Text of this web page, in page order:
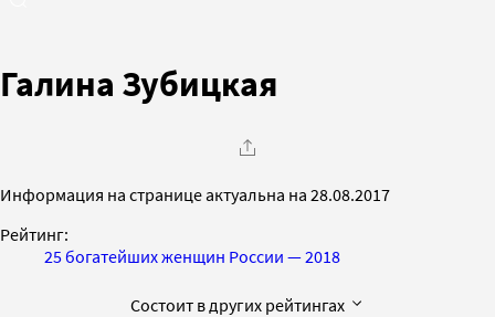
Галина Зубицкая
Информация на странице актуальна на 28.08.2017
Рейтинг:
25 богатейших женщин России — 2018
Состоит в других рейтингах